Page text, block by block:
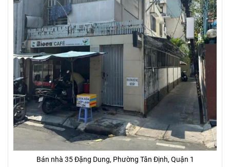
Bán nhà 35 Đặng Dung, Phường Tân Định, Quận 1